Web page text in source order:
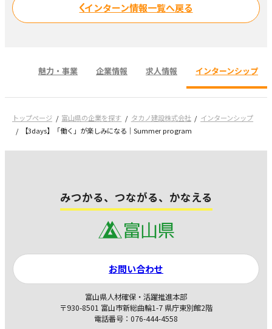
インターン情報一覧へ戻る
魅力・事業 企業情報 求人情報 インターンシップ
トップページ 富山県の企業を探す タカノ建設株式会社
インターンシップ
【3days】「働く」が楽しみになる｜Summer program
みつかる、つながる、かなえる
富山県人材確保・活躍推進本部
〒930-8501 富山市新総曲輪1-7 県庁東別館2階
電話番号：076-444-4558
お問い合わせ